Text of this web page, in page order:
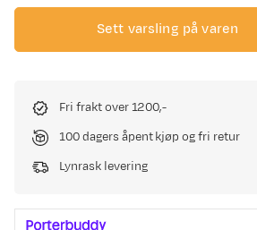
Sett varsling på varen
Fri frakt over 1200,-
100 dagers åpent kjøp og fri retur
Lynrask levering